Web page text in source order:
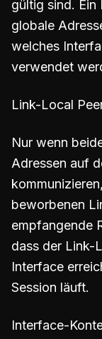
gültig sind. Ein
globale
welches
verwendet
Link-Local
Nur wenn
Adressen auf
beworbenen
empfangende
dass der Link-
Interface
Session läuft.
Interface-